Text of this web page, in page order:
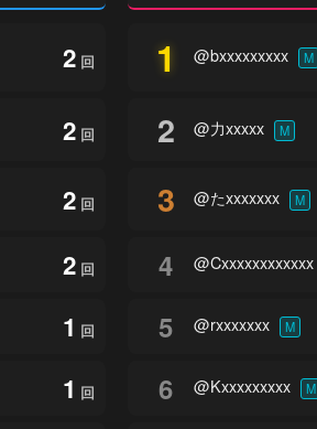
2 回
2 回
2 回
2 回
1 回
1 回
1 @bxxxxxxxxx M
2 @力xxxxx M
3 @たxxxxxxx M
4 @Cxxxxxxxxxxxx
5 @rxxxxxxx M
6 @Kxxxxxxxxx M